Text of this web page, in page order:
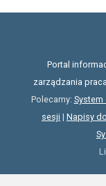
Portal
zarządzania
Polecamy: System
sesji | Napisy